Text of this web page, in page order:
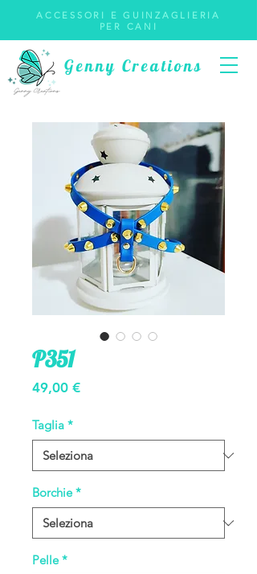
Genny Creations
ACCESSORI E GUINZAGLIERIA
PER CANI
P351
49,00 €Prezzo
Taglia *
Borchie *
Pelle *